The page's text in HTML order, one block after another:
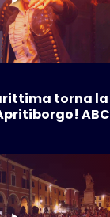
torna la
ABC